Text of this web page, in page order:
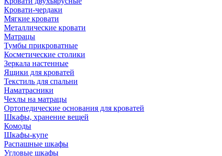
Кровати-чердаки
Мягкие кровати
Металлические кровати
Матрацы
Тумбы прикроватные
Косметические столики
Зеркала настенные
Ящики для кроватей
Текстиль для спальни
Наматрасники
Чехлы на матрацы
Ортопедические основания для кроватей
Шкафы, хранение вещей
Комоды
Шкафы-купе
Распашные шкафы
Угловые шкафы